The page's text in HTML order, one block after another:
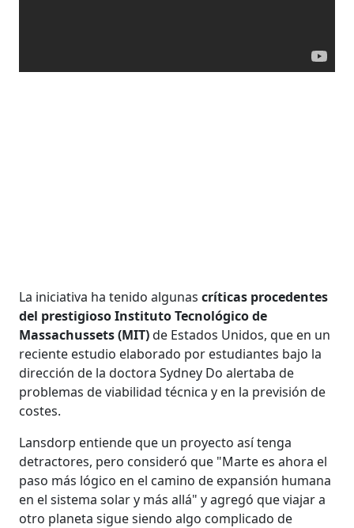
La iniciativa ha tenido algunascríticas procedentes
del prestigioso Instituto Tecnológico de
Massachussets (MIT)de Estados Unidos, que en un
reciente estudio elaborado por estudiantes bajo la
dirección de la doctora Sydney Do alertaba de
problemas de viabilidad técnica y en la previsión de
costes.
Lansdorp entiende que un proyecto así tenga
detractores, pero consideró que "Marte es ahora el
paso más lógico en el camino de expansión humana
en el sistema solar y más allá" y agregó que viajar a
otro planeta sigue siendo algo complicado de